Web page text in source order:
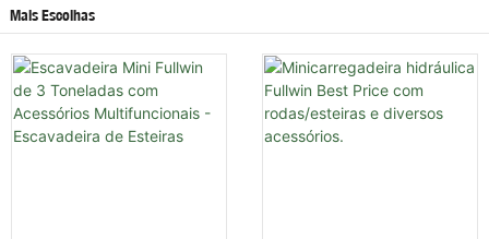
Mais Escolhas